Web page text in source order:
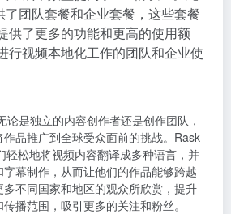
团队套餐和企业套餐，这些套餐
供了更多的功能和更高的使用额
行视频本地化工作的团队和企业使
论是独立的内容创作者还是创作团队，
品推广到全球受众面前的挑战。Rask
轻松地将视频内容翻译成多种语言，并
幕制作，从而让他们的作品能够跨越
不同国家和地区的观众所欣赏，提升
播范围，吸引更多的关注和粉丝。